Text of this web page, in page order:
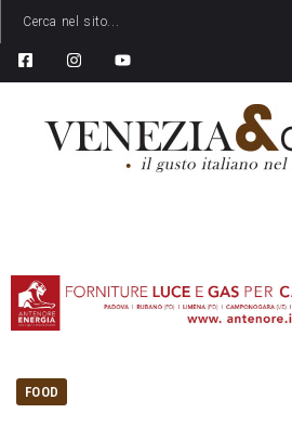
FOOD